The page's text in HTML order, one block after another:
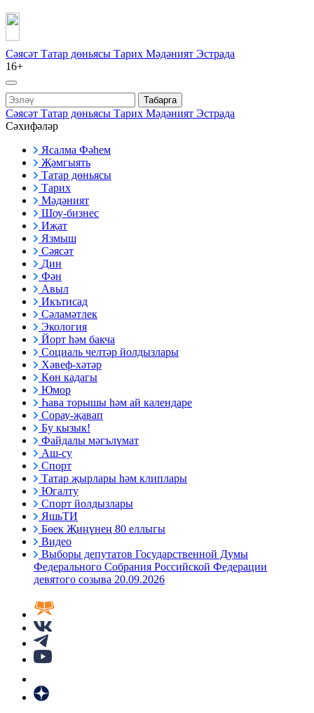
Сәясәт Татар дөньясы Тарих Мәдәният Эстрада
16+
Табарга
Сәясәт Татар дөньясы Тарих Мәдәният Эстрада
Сәхифәләр
Ясалма Фәһем
Җәмгыять
Татар дөньясы
Тарих
Мәдәният
Шоу-бизнес
Иҗат
Язмыш
Сәясәт
Дин
Фән
Авыл
Икътисад
Сәламәтлек
Экология
Йорт һәм бакча
Социаль челтәр йолдызлары
Хәвеф-хәтәр
Көн кадагы
Юмор
Һава торышы һәм ай календаре
Сорау-җавап
Бу кызык!
Файдалы мәгълүмат
Аш-су
Спорт
Татар җырлары һәм клиплары
Югалту
Спорт йолдызлары
ЯшьТИ
Бөек Җиңүнең 80 еллыгы
Видео
Выборы депутатов Государственной Думы
Федерального Собрания Российской Федерации
девятого созыва 20.09.2026